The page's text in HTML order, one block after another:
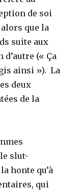
de soi
que la
suite aux
d’autre (« Ça
ainsi »). La
deux
de la
slut-
honte qu’à
qui